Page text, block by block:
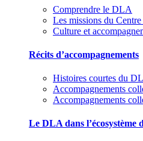
Comprendre le DLA
Les missions du
Culture et
Récits d’accompagnements
Histoires courtes du
Accompagnements
Accompagnements
Le DLA dans l’écosystème